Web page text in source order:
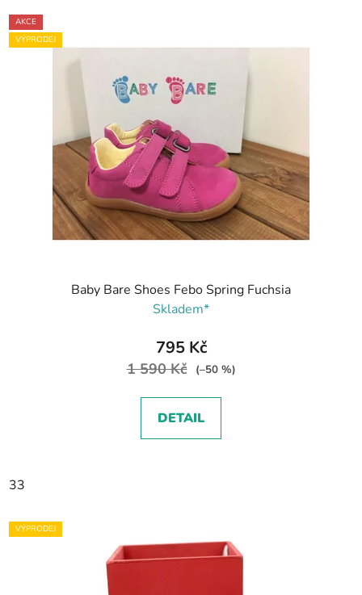
AKCE
VÝPRODEJ
Baby Bare Shoes Febo Spring Fuchsia
Skladem*
795 Kč
1 590 Kč (–50 %)
DETAIL
33
VÝPRODEJ